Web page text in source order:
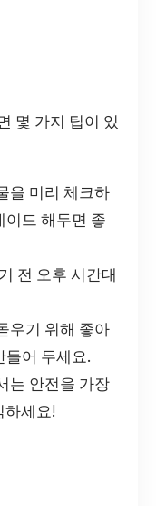
몇 가지 팁이 있
을 미리 체크하
이드 해두면 좋
전 오후 시간대
우기 위해 좋아
들어 두세요.
는 안전을 가장
하세요!